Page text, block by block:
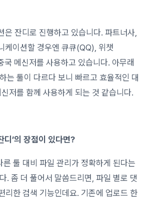
은 잔디로 진행하고 있습니다. 파트너사,
케이션할 경우엔 큐큐(QQ), 위챗
메신저를 사용하고 있습니다. 아무래
는 툴이 다르다 보니 빠르고 효율적인 대
저를 함께 사용하게 되는 것 같습니다.
디’의 장점이 있다면?
른 툴 대비 파일 관리가 정확하게 된다는
. 좀 더 풀어서 말씀드리면, 파일 별로 댓
리한 검색 기능인데요. 기존에 업로드 한